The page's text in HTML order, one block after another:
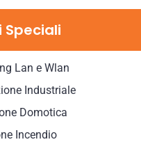
Lan e Wlan
Industriale
Domotica
Incendio